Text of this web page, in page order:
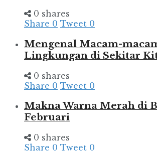
0 shares
Share 0 Tweet 0
Mengenal Macam-
Lingkungan di Sekitar
0 shares
Share 0 Tweet 0
Makna Warna Merah di
Februari
0 shares
Share 0 Tweet 0